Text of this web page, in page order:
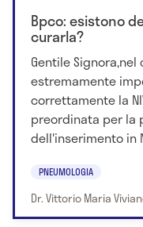
Bpco: esistono
curarla?
Gentile
estremamente
correttamente la
preordinata per la
dell'inserimento in
PNEUMOLOGIA
Dr. Vittorio Maria